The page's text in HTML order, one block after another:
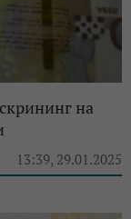
на
13:39, 29.01.2025